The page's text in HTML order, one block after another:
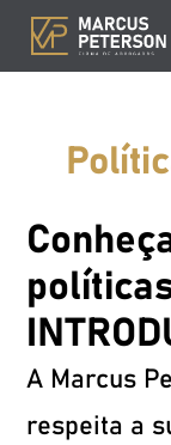
A Marcus
respeita a